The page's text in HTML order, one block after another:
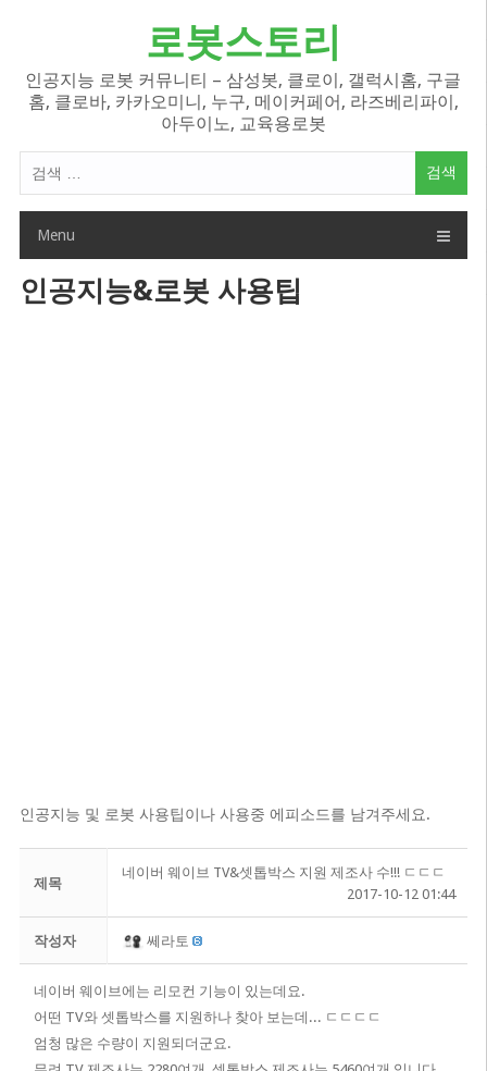
로봇스토리
인공지능 로봇 커뮤니티 – 삼성봇, 클로이, 갤럭시홈, 구글
홈, 클로바, 카카오미니, 누구, 메이커페어, 라즈베리파이,
아두이노, 교육용로봇
색
Menu
인공지능&로봇 사용팁
인공지능 및 로봇 사용팁이나 사용중 에피소드를 남겨주세요.
제목
네이버 웨이브 TV&셋톱박스 지원 제조사 수!!! ㄷㄷㄷ
2017-10-12 01:44
작성자 쎄라토
네이버 웨이브에는 리모컨 기능이 있는데요.
어떤 TV와 셋톱박스를 지원하나 찾아 보는데... ㄷㄷㄷㄷ
엄청 많은 수량이 지원되더군요.